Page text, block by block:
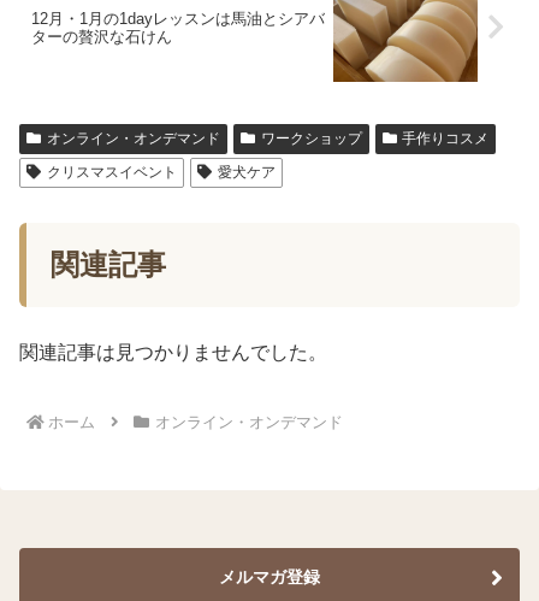
12月・1月の1dayレッスンは馬油とシアバ
ターの贅沢な石けん
オンライン・オンデマンド ワークショップ
手作りコスメ
クリスマスイベント
愛犬ケア
関連記事
関連記事は見つかりませんでした。
ホーム オンライン・オンデマンド
メルマガ登録